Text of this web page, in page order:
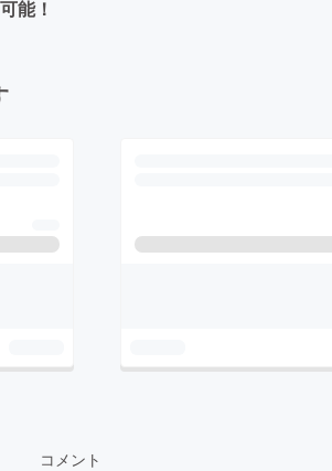
能！
コメント